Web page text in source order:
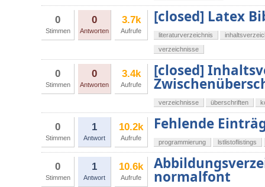
0
Stimmen
0
Antworten
3.7k
Aufrufe
[closed] Latex
literaturverzeichnis
verzeichnisse
0
Stimmen
0
Antworten
3.4k
Aufrufe
[closed]
verzeichnisse überschriften
0
Stimmen
1
Antwort
10.2k
Aufrufe
Fehlende
programmierung lstlistoflistings
0
Stimmen
1
Antwort
10.6k
Aufrufe normalfont